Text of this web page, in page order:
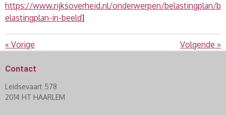
https://www.rijksoverheid.nl/onderwerpen/belastingplan/b
elastingplan-in-beeld]
« Vorige Volgende »
Contact
Leidsevaart 578
2014 HT HAARLEM